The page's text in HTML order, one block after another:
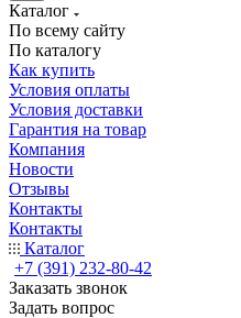
Каталог
По всему сайту
По каталогу
Как купить
Условия оплаты
Условия доставки
Гарантия на товар
Компания
Новости
Отзывы
Контакты
Контакты
Каталог
+7 (391) 232-80-42
Заказать звонок
Задать вопрос